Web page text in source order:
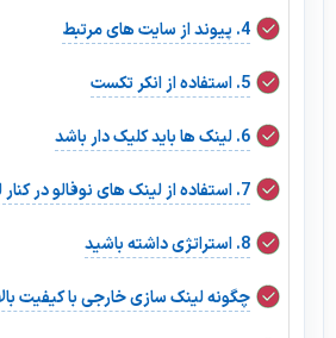
4. پیوند از سایت های مرتبط
5. استفاده از انکر تکست
6. لینک ها باید کلیک دار باشد
7. استفاده از لینک های نوفالو در کنار لینک های فالو
8. استراتژی داشته باشید
چگونه لینک سازی خارجی با کیفیت